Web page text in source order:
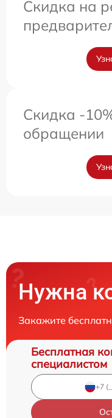
Скидка на
Скидка -
обращении
Нужна
Закажите
Бесплатная
специалистом